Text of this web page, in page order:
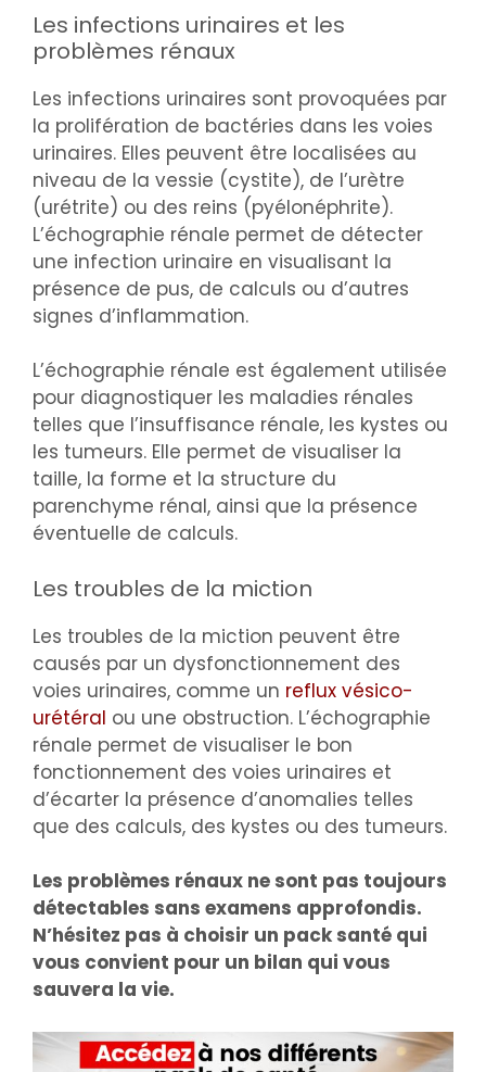
Les infections urinaires et les
problèmes rénaux
Les infections urinaires sont provoquées par
la prolifération de bactéries dans les voies
urinaires. Elles peuvent être localisées au
niveau de la vessie (cystite), de l’urètre
(urétrite) ou des reins (pyélonéphrite).
L’échographie rénale permet de détecter
une infection urinaire en visualisant la
présence de pus, de calculs ou d’autres
signes d’inflammation.
L’échographie rénale est également utilisée
pour diagnostiquer les maladies rénales
telles que l’insuffisance rénale, les kystes ou
les tumeurs. Elle permet de visualiser la
taille, la forme et la structure du
parenchyme rénal, ainsi que la présence
éventuelle de calculs.
Les troubles de la miction
Les troubles de la miction peuvent être
causés par un dysfonctionnement des
voies urinaires, comme un reflux vésico-
urétéral ou une obstruction. L’échographie
rénale permet de visualiser le bon
fonctionnement des voies urinaires et
d’écarter la présence d’anomalies telles
que des calculs, des kystes ou des tumeurs.
Les problèmes rénaux ne sont pas toujours
détectables sans examens approfondis.
N’hésitez pas à choisir un pack santé qui
vous convient pour un bilan qui vous
sauvera la vie.